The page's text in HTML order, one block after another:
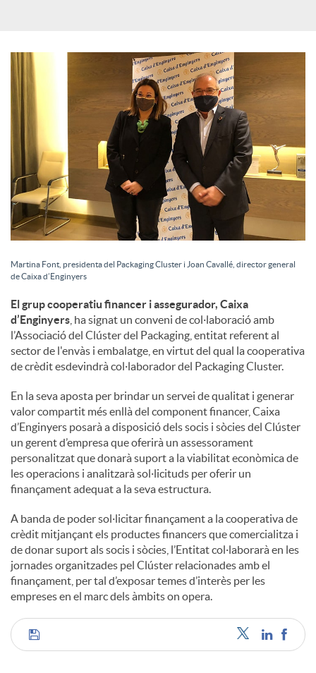
S
o
c
i
a
l
s
Martina Font, presidenta del Packaging Cluster i Joan Cavallé, director general
de Caixa d’Enginyers
El grup cooperatiu financer i assegurador, Caixa
d’Enginyers , ha signat un conveni de col·laboració amb
l’Associació del Clúster del Packaging, entitat referent al
sector de l'envàs i embalatge, en virtut del qual la cooperativa
de crèdit esdevindrà col·laborador del Packaging Cluster.
En la seva aposta per brindar un servei de qualitat i generar
valor compartit més enllà del component financer, Caixa
d’Enginyers posarà a disposició dels socis i sòcies del Clúster
un gerent d’empresa que oferirà un assessorament
personalitzat que donarà suport a la viabilitat econòmica de
les operacions i analitzarà sol·licituds per oferir un
finançament adequat a la seva estructura.
A banda de poder sol·licitar finançament a la cooperativa de
crèdit mitjançant els productes financers que comercialitza i
de donar suport als socis i sòcies, l’Entitat col·laborarà en les
jornades organitzades pel Clúster relacionades amb el
finançament, per tal d’exposar temes d’interès per les
empreses en el marc dels àmbits on opera.
C